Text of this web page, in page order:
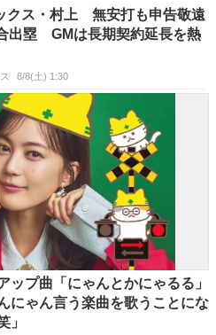
クス・村上 無安打も申告敬遠
出塁 GMは長期契約延長を熱
8/8(土) 1:30
ップ曲「にゃんとかにゃるる」
にゃん言う楽曲を歌うことにな
」